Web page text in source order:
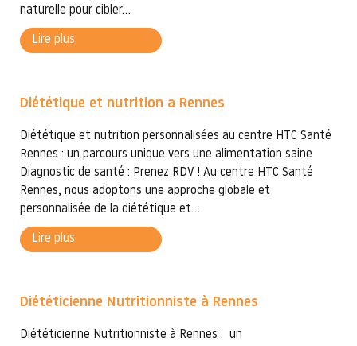
naturelle pour cibler...
Lire plus
Diététique et nutrition a Rennes
Diététique et nutrition personnalisées au centre HTC Santé
Rennes : un parcours unique vers une alimentation saine
Diagnostic de santé : Prenez RDV ! Au centre HTC Santé
Rennes, nous adoptons une approche globale et
personnalisée de la diététique et...
Lire plus
Diététicienne Nutritionniste à Rennes
Diététicienne Nutritionniste à Rennes : un